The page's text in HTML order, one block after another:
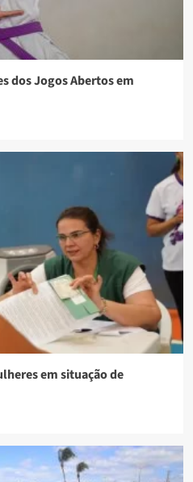
dos Jogos Abertos em
em situação de